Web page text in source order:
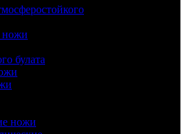
ножи
булата
ножи